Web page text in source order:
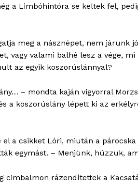
Hirdetés
a Limbóhintóra se keltek fel,
meg a násznépet, nem járunk
vagy valami balhé lesz a vége,
az egyik koszorúslánnyal?
– mondta kaján vigyorral
a koszorúslány lépett ki az
a csikket Lóri, miután a
egymást. – Menjünk, húzzuk,
cimbalmon rázendítettek a